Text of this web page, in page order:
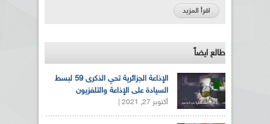
اقرأ المزيد
طالع ايضاً
الإذاعة الجزائرية تحي الذكرى 59 لبسط
السيادة على الإذاعة والتلفزيون
أكتوبر 27, 2021 |